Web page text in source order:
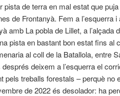
pista de terra en mal estat que
de Frontanyà. Fem a
amb La pobla de Lillet, a l’alçada
pista en bastant bon estat fins al
al coll de la Batallola, entre
deixem a l’esquerra el
pels treballs forestals – perquè no
de 2022 és desolador: ha